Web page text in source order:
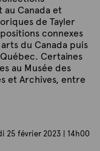
Canada et
de Tayler
connexes
du Canada puis
Certaines
au Musée des
et Archives, entre
25 février 2023 | 14h00